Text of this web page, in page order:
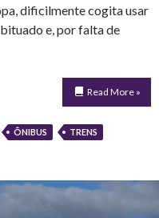
dificilmente cogita usar
e, por falta de
Read More »
ÔNIBUS TRENS